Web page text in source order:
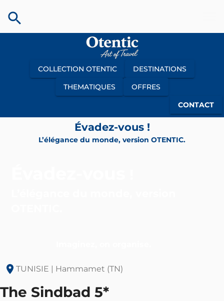
COLLECTION OTENTIC
DESTINATIONS
THEMATIQUES
OFFRES
CONTACT
Évadez-vous !
L’élégance du monde, version OTENTIC.
TUNISIE | Hammamet (TN)
The Sindbad 5*